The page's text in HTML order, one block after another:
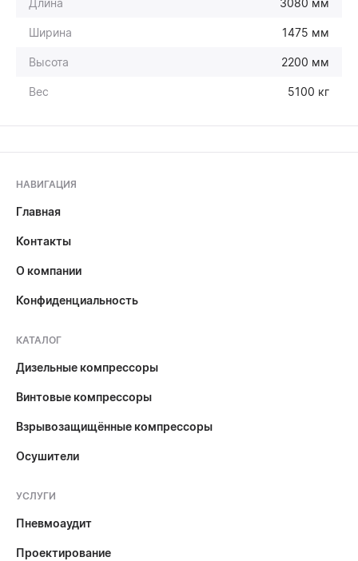
Ширина 1475 мм
Высота 2200 мм
Вес 5100 кг
НАВИГАЦИЯ
Главная
Контакты
О компании
Конфиденциальность
КАТАЛОГ
Дизельные компрессоры
Винтовые компрессоры
Взрывозащищённые компрессоры
Осушители
УСЛУГИ
Пневмоаудит
Проектирование